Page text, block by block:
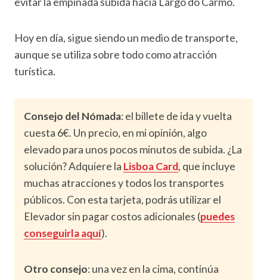
Hoy en día, sigue siendo un medio de transporte,
aunque se utiliza sobre todo como atracción
turística.
Consejo del Nómada: el billete de ida y vuelta
cuesta 6€. Un precio, en mi opinión, algo
elevado para unos pocos minutos de subida. ¿La
solución? Adquiere la Lisboa Card, que incluye
muchas atracciones y todos los transportes
públicos. Con esta tarjeta, podrás utilizar el
Elevador sin pagar costos adicionales (puedes
conseguirla aquí).
Otro consejo: una vez en la cima, continúa